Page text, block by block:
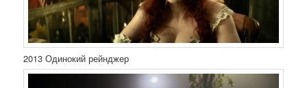
2013 Одинокий рейнджер